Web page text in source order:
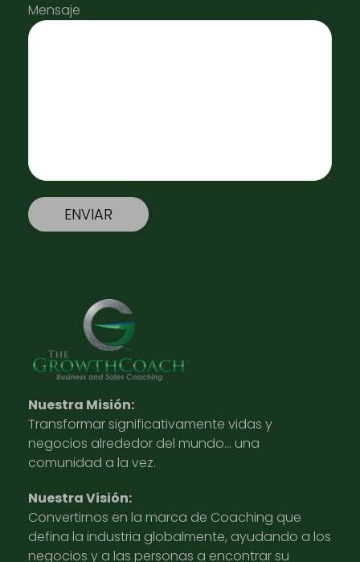
Mensaje
Nuestra Misión:
Transformar significativamente vidas y
negocios alrededor del mundo… una
comunidad a la vez.
Nuestra Visión:
Convertirnos en la marca de Coaching que
defina la industria globalmente, ayudando a los
negocios y a las personas a encontrar su